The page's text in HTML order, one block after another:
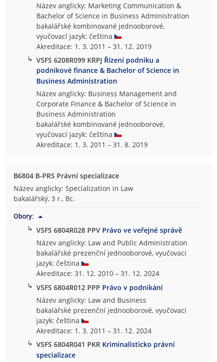
Název anglicky: Marketing Communication &
Bachelor of Science in Business Administration
bakalářské kombinované jednooborové,
vyučovací jazyk: čeština
Akreditace: 1. 3. 2011 – 31. 12. 2019
↳ VSFS 6208R099 KRPJ Řízení podniku a
podnikové finance & Bachelor of Science in
Business Administration
Název anglicky: Business Management and
Corporate Finance & Bachelor of Science in
Business Administration
bakalářské kombinované jednooborové,
vyučovací jazyk: čeština
Akreditace: 1. 3. 2011 – 31. 8. 2019
B6804 B-PRS Právní specializace
Název anglicky: Specialization in Law
bakalářský, 3 r., Bc.
Obory:
↳ VSFS 6804R028 PPV Právo ve veřejné správě
Název anglicky: Law and Public Administration
bakalářské prezenční jednooborové, vyučovací
jazyk: čeština
Akreditace: 31. 12. 2010 – 31. 12. 2024
↳ VSFS 6804R012 PPP Právo v podnikání
Název anglicky: Law and Business
bakalářské prezenční jednooborové, vyučovací
jazyk: čeština
Akreditace: 1. 3. 2011 – 31. 12. 2024
↳ VSFS 6804R041 PKR Kriminalisticko právní
specializace